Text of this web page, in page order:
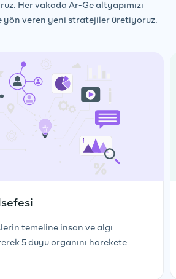
Her vakada Ar-Ge altyapımızı
yön veren yeni stratejiler üretiyoruz.
temeline insan ve algı
5 duyu organını harekete